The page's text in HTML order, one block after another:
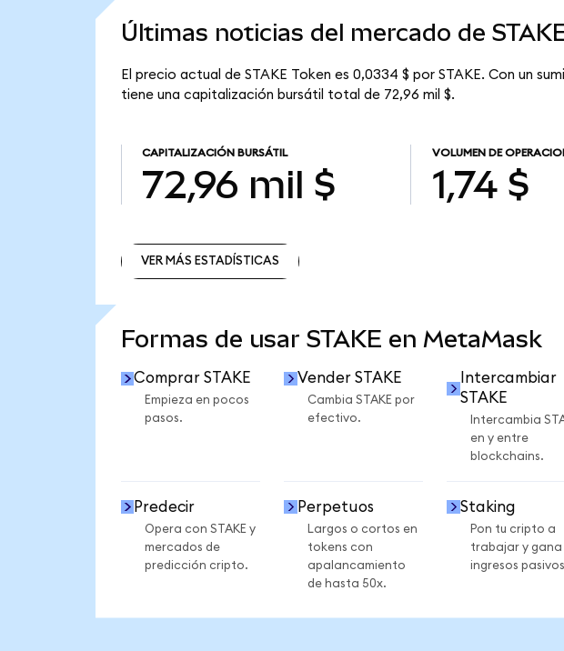
Últimas noticias del mercado de
El precio actual de STAKE Token es 0,0334 $ por STAKE. Con un
tiene una capitalización bursátil total de 72,96 mil $.
CAPITALIZACIÓN BURSÁTIL
72,96 mil $
VOLUMEN DE
1,74 $
VER MÁS ESTADÍSTICAS
Formas de usar STAKE en MetaMask
Comprar STAKE
Empieza en pocos
pasos.
Vender STAKE
Cambia STAKE por
efectivo.
Intercambiar
STAKE
Intercambia
en y entre
blockchains.
Predecir
Opera con STAKE y
mercados de
predicción cripto.
Perpetuos
Largos o cortos en
tokens con
apalancamiento
de hasta 50x.
Staking
Pon tu cripto a
trabajar y gana
ingresos